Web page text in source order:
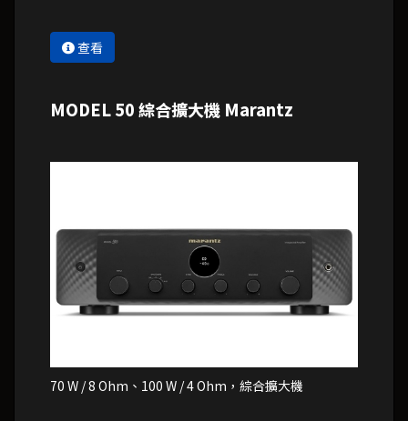
查看
70 W / 8 Ohm、100 W / 4 Ohm，綜合擴大機
MODEL 50 綜合擴大機 Marantz